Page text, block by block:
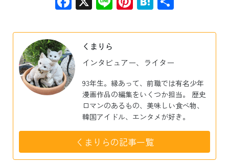
くまりら
インタビュアー、ライター
93年生。縁あって、前職では有名少年
漫画作品の編集をいくつか担当。 歴史
ロマンのあるもの、美味しい食べ物、
韓国アイドル、エンタメが好き。
くまりらの記事一覧